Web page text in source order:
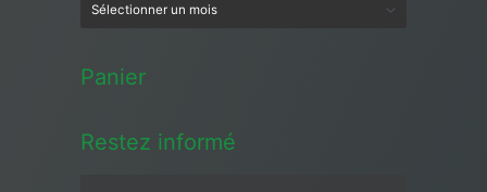
Panier
Restez informé